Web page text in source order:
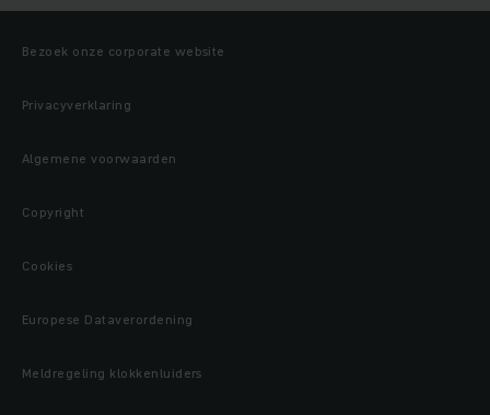
Bezoek onze corporate website
Privacyverklaring
Algemene voorwaarden
Copyright
Cookies
Europese Dataverordening
Meldregeling klokkenluiders